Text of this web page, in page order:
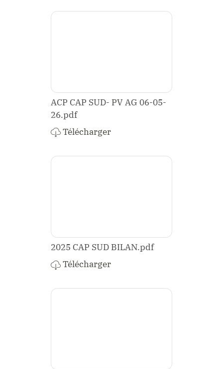
ACP CAP SUD- PV AG 06-05-
26.pdf
Télécharger
2025 CAP SUD BILAN.pdf
Télécharger